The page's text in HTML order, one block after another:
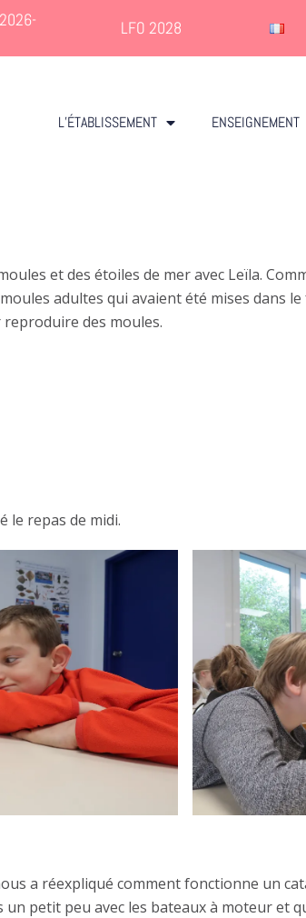
LFO 2028
L’ÉTABLISSEMENT ENSEIGNEMENT
et des étoiles de mer avec Leïla.
adultes qui avaient été mises dans
reproduire des moules.
le repas de midi.
a réexpliqué comment fonctionne un
petit peu avec les bateaux à moteur et